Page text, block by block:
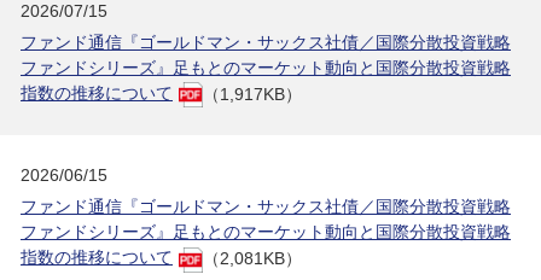
2026/07/15
ファンド通信『ゴールドマン・サックス社債／国際分散投資戦略
ファンドシリーズ』足もとのマーケット動向と国際分散投資戦略
指数の推移について
（1,917KB）
2026/06/15
ファンド通信『ゴールドマン・サックス社債／国際分散投資戦略
ファンドシリーズ』足もとのマーケット動向と国際分散投資戦略
指数の推移について
（2,081KB）